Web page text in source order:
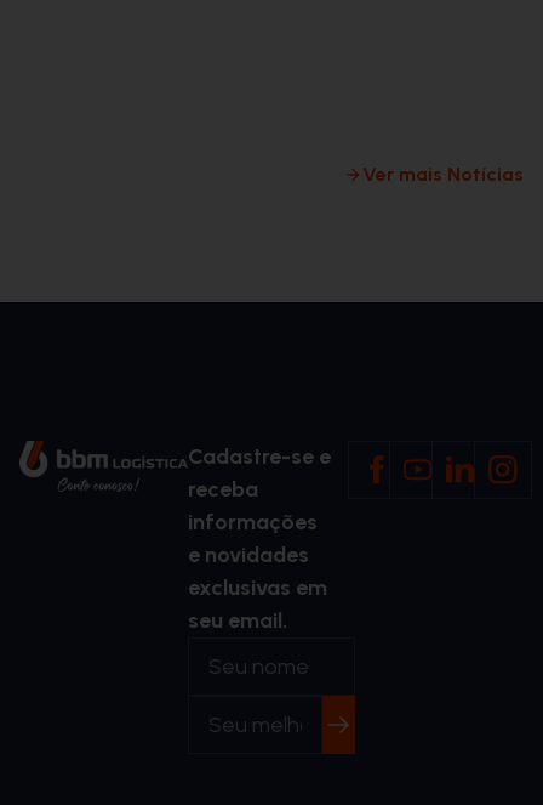
Ver mais Notícias
Cadastre-se e
receba
informações
e novidades
exclusivas em
seu email.